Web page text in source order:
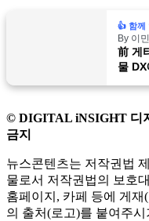
👍 함께
By 이
前 게
물
© DIGITAL iNSIGHT 디
금지
뉴스콘텐츠는 저작권법
물로서 저작권법의 보호
홈페이지, 카페 등에 게
의 출처(로고)를 붙여주